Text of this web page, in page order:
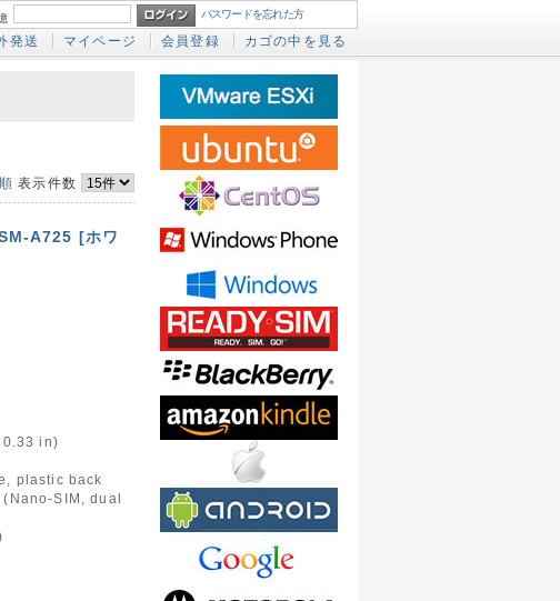
パスワードを忘れた方
発送 マイページ 会員登録 カゴの中を見る
表示件数
A725 [ホワ
0.33 in)
plastic back
SIM, dual